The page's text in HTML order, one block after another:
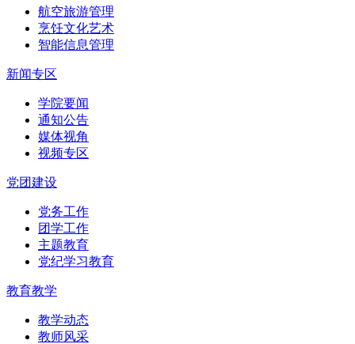
航空旅游管理
烹饪文化艺术
智能信息管理
新闻专区
学院要闻
通知公告
媒体视角
视频专区
党团建设
党务工作
团学工作
主题教育
党纪学习教育
教育教学
教学动态
教师风采